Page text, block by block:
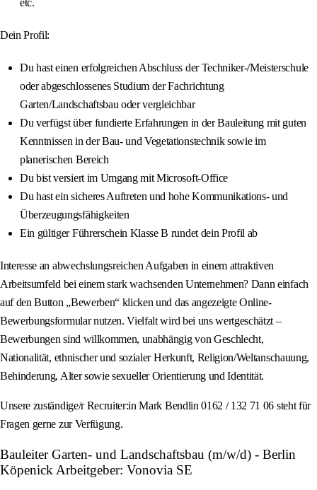
etc.
Dein Profil:
Du hast einen erfolgreichen Abschluss der Techniker-/Meisterschule
oder abgeschlossenes Studium der Fachrichtung
Garten/Landschaftsbau oder vergleichbar
Du verfügst über fundierte Erfahrungen in der Bauleitung mit guten
Kenntnissen in der Bau- und Vegetationstechnik sowie im
planerischen Bereich
Du bist versiert im Umgang mit Microsoft-Office
Du hast ein sicheres Auftreten und hohe Kommunikations- und
Überzeugungsfähigkeiten
Ein gültiger Führerschein Klasse B rundet dein Profil ab
Interesse an abwechslungsreichen Aufgaben in einem attraktiven
Arbeitsumfeld bei einem stark wachsenden Unternehmen? Dann einfach
auf den Button „Bewerben“ klicken und das angezeigte Online-
Bewerbungsformular nutzen. Vielfalt wird bei uns wertgeschätzt –
Bewerbungen sind willkommen, unabhängig von Geschlecht,
Nationalität, ethnischer und sozialer Herkunft, Religion/Weltanschauung,
Behinderung, Alter sowie sexueller Orientierung und Identität.
Unsere zuständige/r Recruiter:in Mark Bendlin 0162 / 132 71 06 steht für
Fragen gerne zur Verfügung.
Bauleiter Garten- und Landschaftsbau (m/w/d) - Berlin
Köpenick Arbeitgeber: Vonovia SE